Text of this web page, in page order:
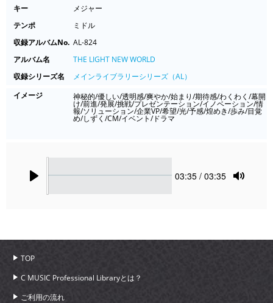
キー
メジャー
テンポ
ミドル
収録アルバムNo. AL-824
アルバム名
THE LIGHT NEW WORLD
収録シリーズ名
メインライブラリーシリーズ（AL）
イメージ
神秘的/優しい/透明感/爽やか/始まり/期待感/わくわく/幕開
け/前進/発展/挑戦/プレゼンテーション/イノベーション/情
報/ソリューション/企業VP/希望/光/予感/煌めき/歩み/目覚
め/しずく/CM/イベント/ドラマ
Current
03:35 / 03:35
TOP
C MUSIC Professional Libraryとは？
ご利用の流れ